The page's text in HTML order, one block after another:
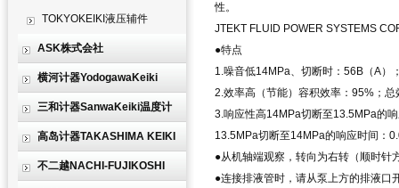
TOKYOKEIKI液压辅件
ASK株式会社
横河计器YodogawaKeiki
三和计器SanwaKeiki温度计
高岛计器TAKASHIMA KEIKI
不二越NACHI-FUJIKOSHI
性。
JTEKT FLUID POWER SYSTEMS
●特点
1.噪音低14MPa、切断时：56B（A）
2.效率高（节能）容积效率：95%；
3.响应性高14MPa切断至13.5MPa的
13.5MPa切断至14MPa的响应时间：
●从机轴端观察，转向为右转（顺时针
●连接排液管时，请从泵上方的排液口